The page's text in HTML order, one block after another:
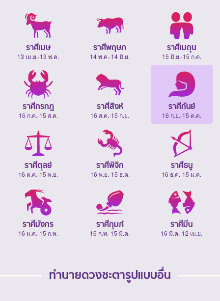
ราศีเมษ
13 เม.ย.-13 พ.ค.
ราศีพฤษภ
14 พ.ค.-14 มิ.ย.
ราศีเมถุน
15 มิ.ย.-15 ก.ค.
ราศีกรกฎ
16 ก.ค.-15 ส.ค.
ราศีสิงห์
16 ส.ค.-15 ก.ย.
ราศีกันย์
16 ก.ย.-15 ต.ค.
ราศีตุลย์
16 ต.ค.-15 พ.ย.
ราศีพิจิก
16 พ.ย.-15 ธ.ค.
ราศีธนู
16 ธ.ค.-15 ม.ค.
ราศีมังกร
16 ม.ค.-15 ก.พ.
ราศีกุมภ์
16 ก.พ.-15 มี.ค.
ราศีมีน
16 มี.ค.-12 เม.ย.
ทำนายดวงชะตารูปแบบอื่น